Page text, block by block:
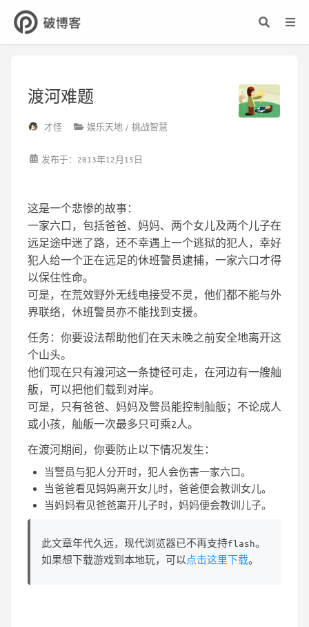
渡河难题
才怪 娱乐天地 挑战智慧
发布于：2013年12月15日
这是一个悲惨的故事：
一家六口，包括爸爸、妈妈、两个女儿及两个儿子在
远足途中迷了路，还不幸遇上一个逃狱的犯人，幸好
犯人给一个正在远足的休班警员逮捕，一家六口才得
以保住性命。
可是，在荒效野外无线电接受不灵，他们都不能与外
界联络，休班警员亦不能找到支援。
任务：你要设法帮助他们在天未晚之前安全地离开这
个山头。
他们现在只有渡河这一条捷径可走，在河边有一艘舢
舨，可以把他们载到对岸。
可是，只有爸爸、妈妈及警员能控制舢舨；不论成人
或小孩，舢舨一次最多只可乘2人。
在渡河期间，你要防止以下情况发生：
当警员与犯人分开时，犯人会伤害一家六口。
当爸爸看见妈妈离开女儿时，爸爸便会教训女儿。
当妈妈看见爸爸离开儿子时，妈妈便会教训儿子。
此文章年代久远，现代浏览器已不再支持flash。
如果想下载游戏到本地玩，可以 点击这里下载。